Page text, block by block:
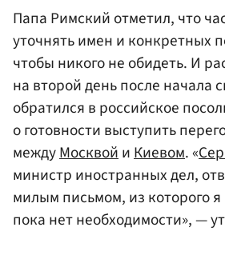
Папа Римский отметил, что
уточнять имен и конкретных
чтобы никого не обидеть. И
на второй день после начала
обратился в российское
о готовности выступить
междуМосквойиКиевом. «
министр иностранных дел,
милым письмом, из которого я
пока нет необходимости», —